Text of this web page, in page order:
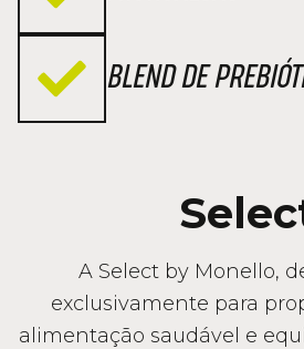
BLEND DE
A Select by Monello,
exclusivamente para
alimentação saudável e